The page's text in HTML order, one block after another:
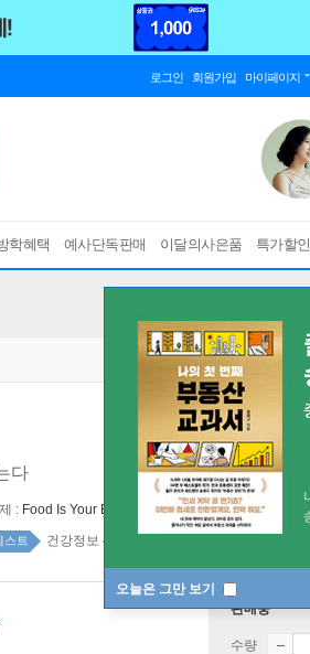
로그인 회원가입 마이페이지
학혜택 예사단독판매 이달의사은품 특가할인
오늘은 그만 보기
다
: Food Is Your Best Medicine
스트 건강정보 40위
판매중
수량